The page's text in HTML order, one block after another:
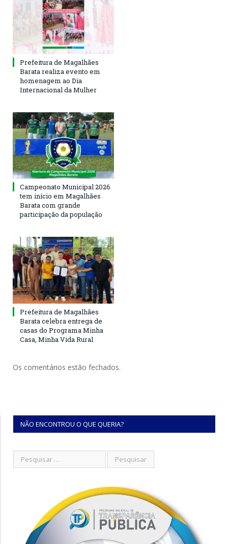
Prefeitura de Magalhães
Barata realiza evento em
homenagem ao Dia
Internacional da Mulher
Campeonato Municipal 2026
tem início em Magalhães
Barata com grande
participação da população
Prefeitura de Magalhães
Barata celebra entrega de
casas do Programa Minha
Casa, Minha Vida Rural
Os comentários estão fechados.
NÃO ENCONTROU O QUE QUERIA?